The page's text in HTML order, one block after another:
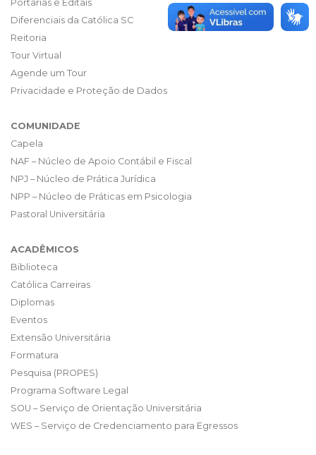
Portarias e Editais
Diferenciais da Católica SC
Reitoria
Tour Virtual
Agende um Tour
Privacidade e Proteção de Dados
COMUNIDADE
Capela
NAF – Núcleo de Apoio Contábil e Fiscal
NPJ – Núcleo de Prática Jurídica
NPP – Núcleo de Práticas em Psicologia
Pastoral Universitária
ACADÊMICOS
Biblioteca
Católica Carreiras
Diplomas
Eventos
Extensão Universitária
Formatura
Pesquisa (PROPES)
Programa Software Legal
SOU – Serviço de Orientação Universitária
WES – Serviço de Credenciamento para Egressos